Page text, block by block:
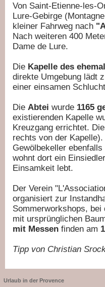
Von Saint-Etienne-les-
Lure-Gebirge
kleiner Fahrweg nach
Nach weiteren 400
Dame de Lure.
Die Kapelle des
direkte Umgebung lädt
einer einsamen
DieAbtei wurde 1165
existierenden Kapelle
Kreuzgang errichtet.
rechts von der
Gewölbekeller
wohnt dort ein
Einsamkeit lebt.
Der Verein
organisiert zur
Sommerworkshops, bei
mit ursprünglichen
mit Messen finden am
Tipp von Christian
Urlaub in der Provence